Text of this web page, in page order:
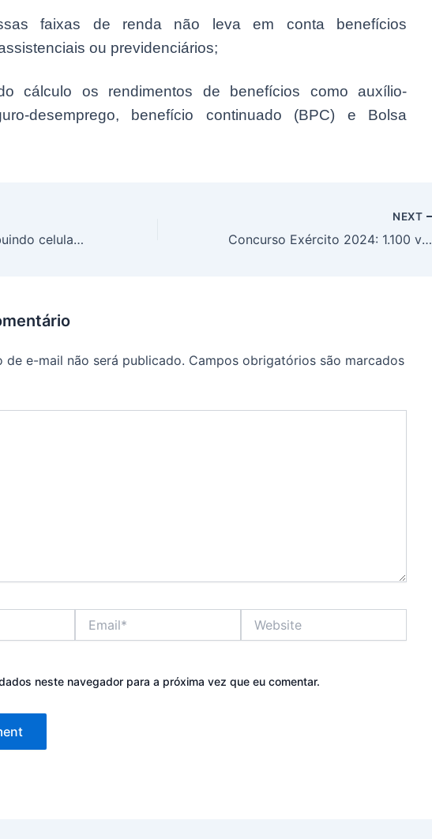
faixas de renda não leva em conta benefícios
ou previdenciários;
cálculo os rendimentos de benefícios como auxílio-
desemprego, benefício continuado (BPC) e Bolsa
Governo está distribuindo celulares gratuitos para inscritos no CadÚnico: Saiba como solicitar o seu
NEXT
Concurso Exército 2024: 1.100 vagas abertas com salário de R$ 3,8 mil; Veja como se candidatar
de e-mail não será publicado. Campos obrigatórios são marcados
neste navegador para a próxima vez que eu comentar.